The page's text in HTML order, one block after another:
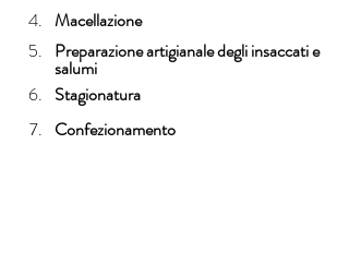
Macellazione
Preparazione artigianale degli insaccati e
salumi
Stagionatura
Confezionamento